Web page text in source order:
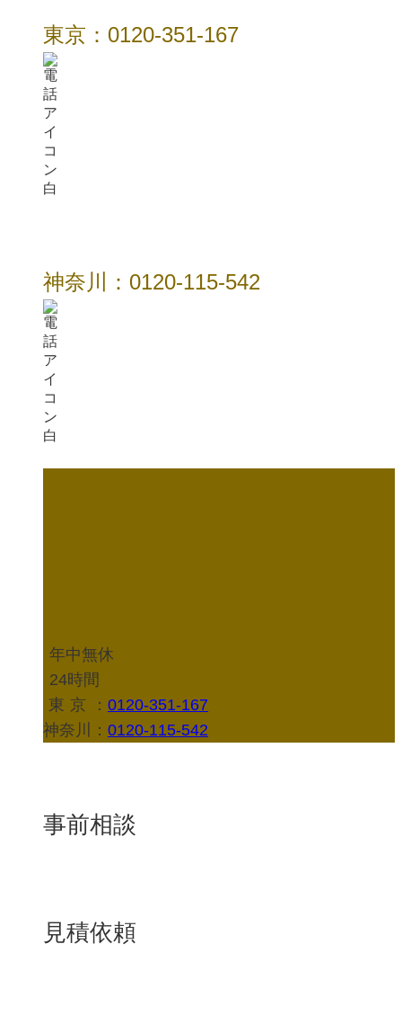
東京：0120-351-167
神奈川：0120-115-542
年中無休
24時間
東京
：0120-351-167
神奈川： 0120-115-542
事前相談
見積依頼